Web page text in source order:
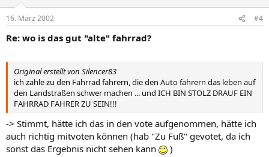
e
:
16. März 2002 #4
Re: wo is das gut "alte" fahrrad?
Original erstellt von Silencer83
ich zähle zu den Fahrrad fahrern, die den Auto fahrern das leben auf
den Landstraßen schwer machen ... und ICH BIN STOLZ DRAUF EIN
FAHRRAD FAHRER ZU SEIN!!!
-> Stimmt, hätte ich das in den vote aufgenommen, hätte ich
auch richtig mitvoten können (hab "Zu Fuß" gevotet, da ich
sonst das Ergebnis nicht sehen kann
)